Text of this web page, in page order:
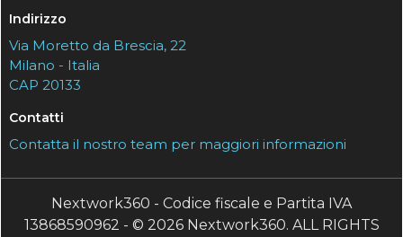
Indirizzo
Via Moretto da Brescia, 22
Milano - Italia
CAP 20133
Contatti
Contatta il nostro team per maggiori informazioni
Nextwork360 - Codice fiscale e Partita IVA
13868590962 - © 2026 Nextwork360. ALL RIGHTS